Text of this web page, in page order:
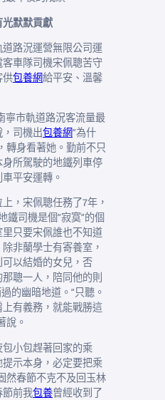
光默默貢獻
路況運營無限公司運
車隊司機宋佩聰苦守
供包養網給平安、溫馨
寧市軌道路況客流量最
司機出包養網“為什
轉身看著她。勤前不只
所駕駛的地鐵列車停
平安運轉。
，宋佩聰任務了7年，
鐵司機是個“寂寞”的個
只要宋佩誰也不知道
非蘭學士有寄養室，
以結婚的女兒，否
聰一人，陪同他的則
的幽暗地道。“只聽。
上有義務，就能戰勝這
說。
小包趕著回家的乘
示本身，必定要把乘
然春節不克不及回玉林
節前我包養曾經收到了